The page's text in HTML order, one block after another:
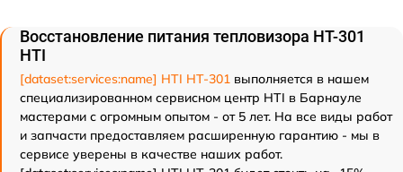
Восстановление питания тепловизора HT-301
HTI
[dataset:services:name] HTI HT-301 выполняется в нашем
специализированном сервисном центр HTI в Барнауле
мастерами с огромным опытом - от 5 лет. На все виды работ
и запчасти предоставляем расширенную гарантию - мы в
сервисе уверены в качестве наших работ.